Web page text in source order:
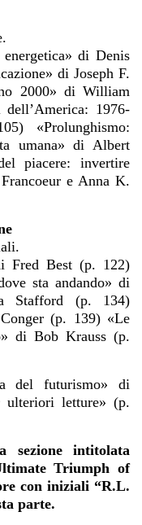
di Denis
di Joseph F.
2000» di William
1976-
«Prolunghismo:
umana» di Albert
piacere: invertire
e Anna K.
Fred Best (p. 122)
sta andando» di
Stafford (p. 134)
(p. 139) «Le
di Bob Krauss (p.
del futurismo» di
ulteriori letture» (p.
sezione intitolata
Triumph of
con iniziali “R.L.
parte.